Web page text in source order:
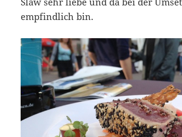
empfindlich bin.